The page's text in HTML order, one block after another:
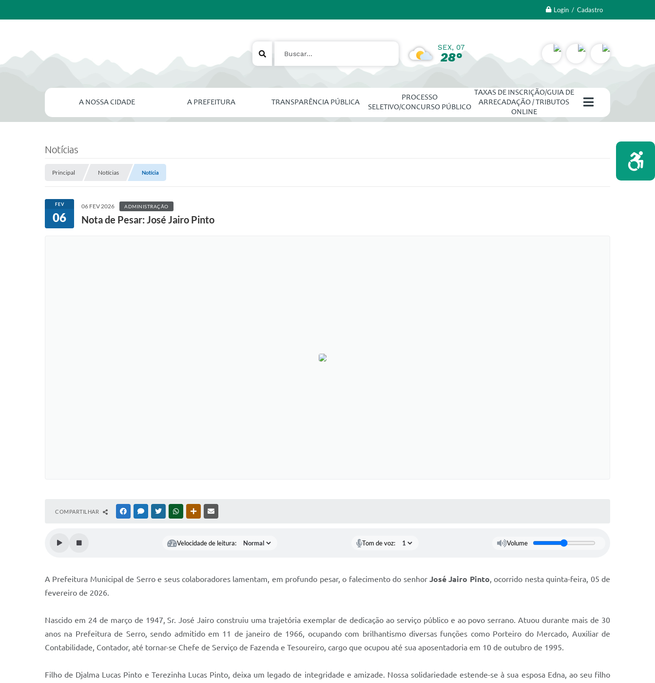
Login / Cadastro
SEX, 07
28°
A NOSSA CIDADE A PREFEITURA TRANSPARÊNCIA PÚBLICA
PROCESSO
SELETIVO/CONCURSO PÚBLICO
TAXAS DE INSCRIÇÃO/GUIA DE
ARRECADAÇÃO / TRIBUTOS
ONLINE
Notícias
Principal Notícias Notícia
FEV
06
06 FEV 2026 ADMINISTRAÇÃO
Nota de Pesar: José Jairo Pinto
COMPARTILHAR FACEBOOKMESSENGER
TWITTERWHATSAPPOUTRAS MÍDIAS
Velocidade de leitura: Tom de voz: Volume
A Prefeitura Municipal de Serro e seus colaboradores lamentam, em profundo pesar, o falecimento do senhor José Jairo Pinto, ocorrido nesta quinta-feira, 05 de
fevereiro de 2026.
Nascido em 24 de março de 1947, Sr. José Jairo construiu uma trajetória exemplar de dedicação ao serviço público e ao povo serrano. Atuou durante mais de 30
anos na Prefeitura de Serro, sendo admitido em 11 de janeiro de 1966, ocupando com brilhantismo diversas funções como Porteiro do Mercado, Auxiliar de
Contabilidade, Contador, até tornar-se Chefe de Serviço de Fazenda e Tesoureiro, cargo que ocupou até sua aposentadoria em 10 de outubro de 1995.
Filho de Djalma Lucas Pinto e Terezinha Lucas Pinto, deixa um legado de integridade e amizade. Nossa solidariedade estende-se à sua esposa Edna, ao seu filho